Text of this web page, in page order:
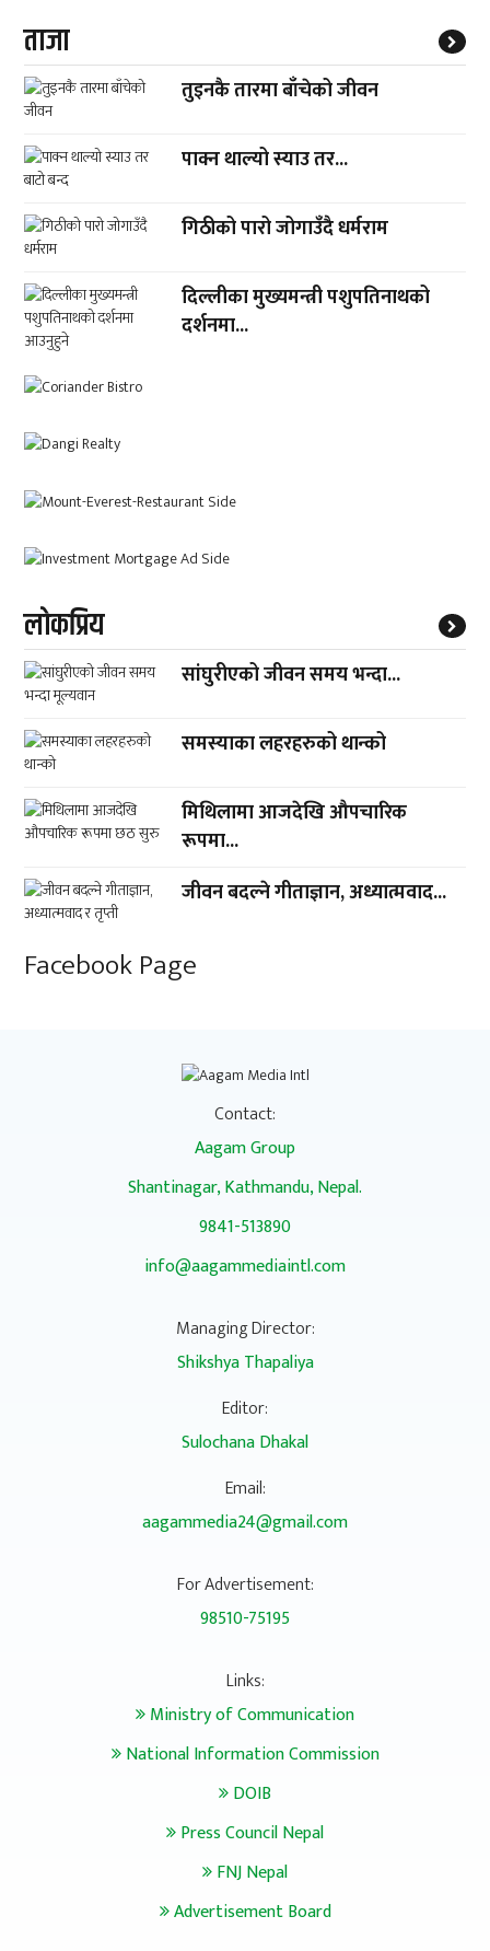
ताजा
तुइनकै तारमा बाँचेको जीवन
पाक्न थाल्यो स्याउ तर...
गिठीको पारो जोगाउँदै धर्मराम
दिल्लीका मुख्यमन्त्री पशुपतिनाथको
दर्शनमा...
लाेकप्रिय
सांघुरीएको जीवन समय भन्दा...
समस्याका लहरहरुको थान्को
मिथिलामा आजदेखि औपचारिक
रूपमा...
जीवन बदल्ने गीताज्ञान, अध्यात्मवाद...
Facebook Page
Contact:
Aagam Group
Shantinagar, Kathmandu, Nepal.
9841-513890
info@aagammediaintl.com
Managing Director:
Shikshya Thapaliya
Editor:
Sulochana Dhakal
Email:
aagammedia24@gmail.com
For Advertisement:
98510-75195
Links:
Ministry of Communication
National Information Commission
DOIB
Press Council Nepal
FNJ Nepal
Advertisement Board